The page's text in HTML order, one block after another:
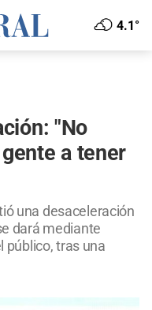
4.1°
"No
a tener
una desaceleración
dará mediante
público, tras una